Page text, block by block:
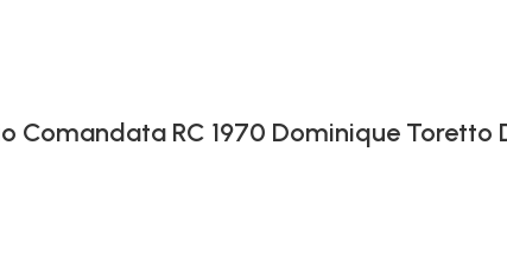
Comandata RC 1970 Dominique Toretto